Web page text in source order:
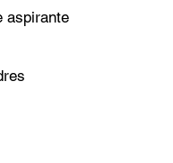
aspirante